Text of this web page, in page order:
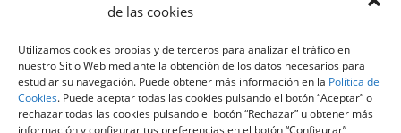
de las cookies
Utilizamos cookies propias y de terceros para analizar el tráfico en
nuestro Sitio Web mediante la obtención de los datos necesarios para
estudiar su navegación. Puede obtener más información en la Política de
Cookies. Puede aceptar todas las cookies pulsando el botón “Aceptar” o
rechazar todas las cookies pulsando el botón “Rechazar” u obtener más
información y configurar tus preferencias en el botón “Configurar”